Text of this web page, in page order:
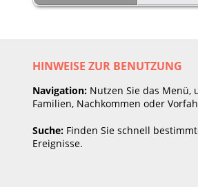
HINWEISE ZUR BENUTZUNG
Navigation: Nutzen Sie das Menü,
Familien, Nachkommen oder
Suche: Finden Sie schnell
Ereignisse.